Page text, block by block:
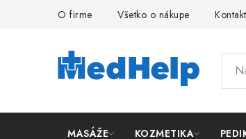
O firme Všetko o nákupe
MASÁŽE KOZMETIKA